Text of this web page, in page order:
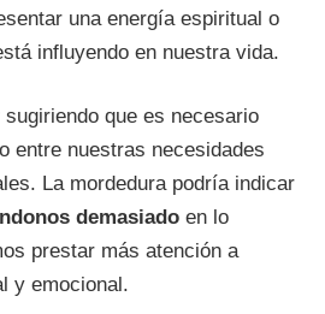
una energía espiritual o
influyendo en nuestra vida.
que es necesario
entre nuestras necesidades
La mordedura podría indicar
demasiado en lo
prestar más atención a
y emocional.